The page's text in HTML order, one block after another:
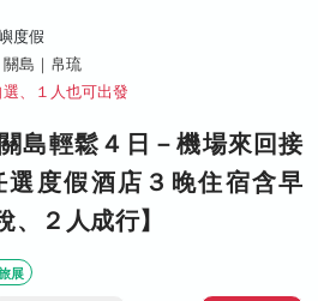
度假
島｜帛琉
、１人也可出發
島輕鬆４日－機場來回接
度假酒店３晚住宿含早
、２人成行】
展